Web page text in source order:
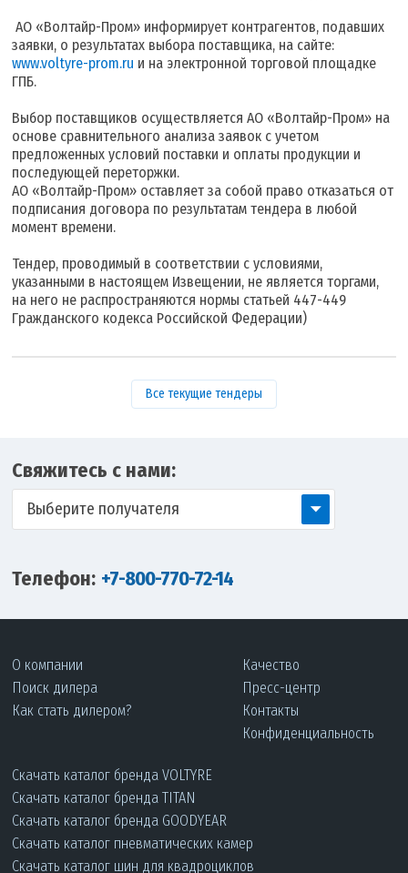
АО «Волтайр-Пром» информирует контрагентов, подавших
заявки, о результатах выбора поставщика, на сайте:
www.voltyre-prom.ru и на электронной торговой площадке
ГПБ.
Выбор поставщиков осуществляется АО «Волтайр-Пром» на
основе сравнительного анализа заявок с учетом
предложенных условий поставки и оплаты продукции и
последующей переторжки.
АО «Волтайр-Пром» оставляет за собой право отказаться от
подписания договора по результатам тендера в любой
момент времени.
Тендер, проводимый в соответствии с условиями,
указанными в настоящем Извещении, не является торгами,
на него не распространяются нормы статьей 447-449
Гражданского кодекса Российской Федерации)
Все текущие тендеры
Свяжитесь с нами:
Выберите получателя
Телефон: +7-800-770-72-14
О компании
Поиск дилера
Как стать дилером?
Качество
Пресс-центр
Контакты
Конфиденциальность
Скачать каталог бренда VOLTYRE
Скачать каталог бренда TITAN
Скачать каталог бренда GOODYEAR
Скачать каталог пневматических камер
Скачать каталог шин для квадроциклов